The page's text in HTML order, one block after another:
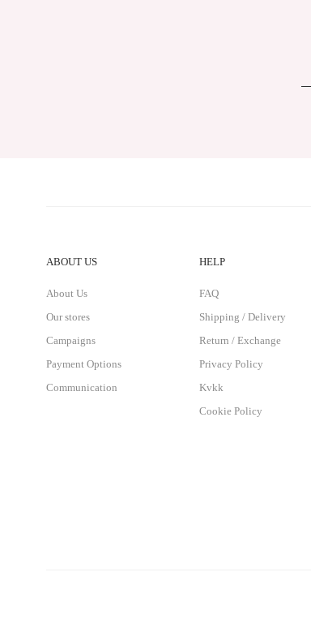
ABOUT US
About Us
Our stores
Campaigns
Payment Options
Communication
HELP
FAQ
Shipping / Delivery
Return / Exchange
Privacy Policy
Kvkk
Cookie Policy